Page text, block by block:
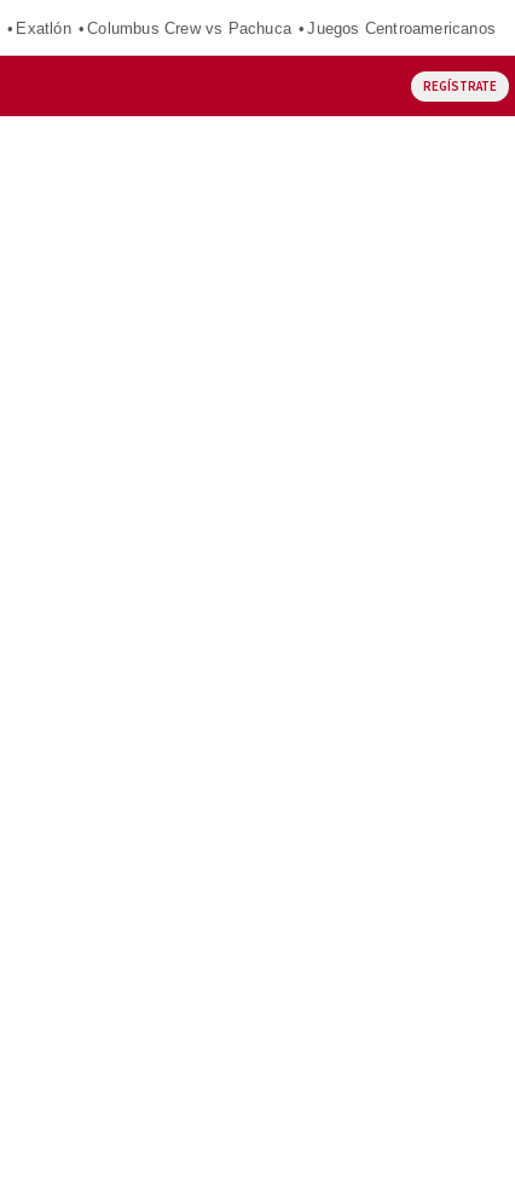
Exatlón Columbus Crew vs Pachuca Juegos Centroamericanos
REGÍSTRATE